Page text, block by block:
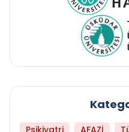
Psikiyatri AFAZİ